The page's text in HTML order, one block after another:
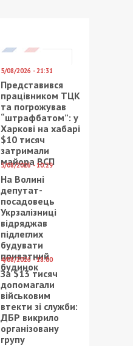
5/08/2026 - 21:31
Представився
працівником ТЦК
та погрожував
“штрафбатом”: у
Харкові на хабарі
$10 тисяч
затримали
майора ВСП
5/08/2026 - 10:29
На Волині
депутат-
посадовець
Укрзалізниці
відряджав
підлеглих
будувати
приватний
будинок
4/08/2026 - 18:00
За $13 тисяч
допомагали
військовим
втекти зі служби:
ДБР викрило
організовану
групу